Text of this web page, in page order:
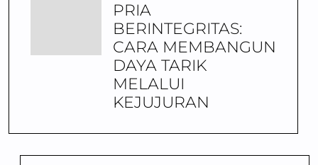
PRIA
BERINTEGRITAS:
CARA MEMBANGUN
DAYA TARIK
MELALUI
KEJUJURAN